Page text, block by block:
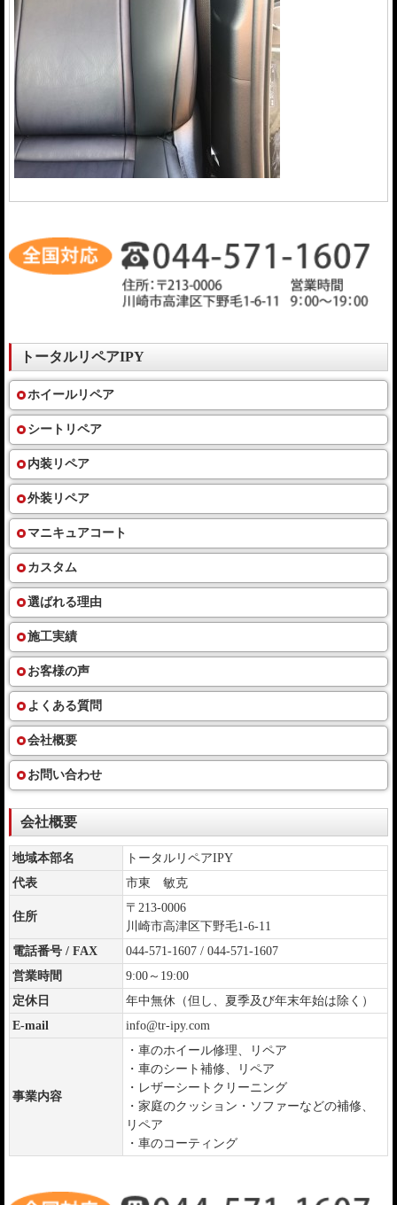
トータルリペアIPY
ホイールリペア
シートリペア
内装リペア
外装リペア
マニキュアコート
カスタム
選ばれる理由
施工実績
お客様の声
よくある質問
会社概要
お問い合わせ
会社概要
地域本部名
トータルリペアIPY
代表
市東 敏克
住所
〒213-0006
川崎市高津区下野毛1-6-11
電話番号 / FAX
044-571-1607 / 044-571-1607
営業時間
9:00～19:00
定休日
年中無休（但し、夏季及び年末年始は除く）
E-mail
info@tr-ipy.com
事業内容
・車のホイール修理、リペア
・車のシート補修、リペア
・レザーシートクリーニング
・家庭のクッション・ソファーなどの補修、
リペア
・車のコーティング